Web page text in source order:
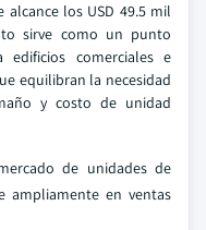
alcance los USD 49.5 mil
sirve como un punto
edificios comerciales e
equilibran la necesidad
y costo de unidad
de unidades de
ampliamente en ventas